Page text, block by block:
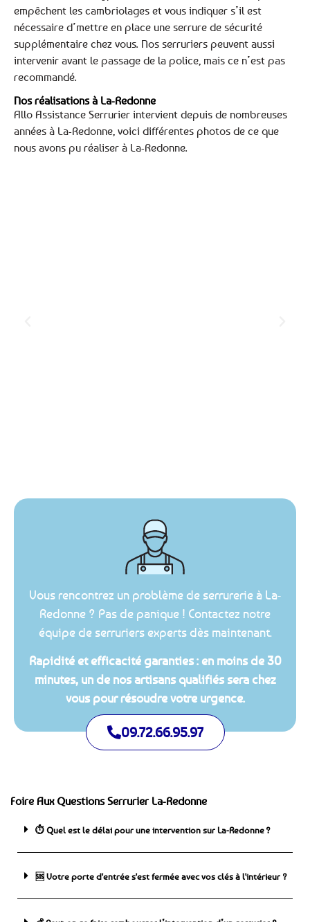
empêchent les cambriolages et vous indiquer s’il est
nécessaire d’mettre en place une serrure de sécurité
supplémentaire chez vous. Nos serruriers peuvent aussi
intervenir avant le passage de la police, mais ce n’est pas
recommandé.
Nos réalisations à La-Redonne
Allo Assistance Serrurier intervient depuis de nombreuses
années à La-Redonne, voici différentes photos de ce que
nous avons pu réaliser à La-Redonne.
Vous rencontrez un problème de serrurerie à La-
Redonne ? Pas de panique ! Contactez notre
équipe de serruriers experts dès maintenant.
Rapidité et efficacité garanties : en moins de 30
minutes, un de nos artisans qualifiés sera chez
vous pour résoudre votre urgence.
09.72.66.95.97
Foire Aux Questions Serrurier La-Redonne
⏱️ Quel est le délai pour une intervention sur La-Redonne ?
🆘 ️Votre porte d'entrée s'est fermée avec vos clés à l'intérieur ?